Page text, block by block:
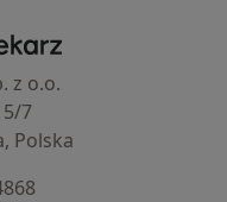
- Strona główna
z o.o.
7
Polska